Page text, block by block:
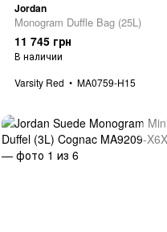
Jordan
Monogram Duffle Bag (25L)
11 745 грн
В наличии
Varsity Red
MA0759-H15